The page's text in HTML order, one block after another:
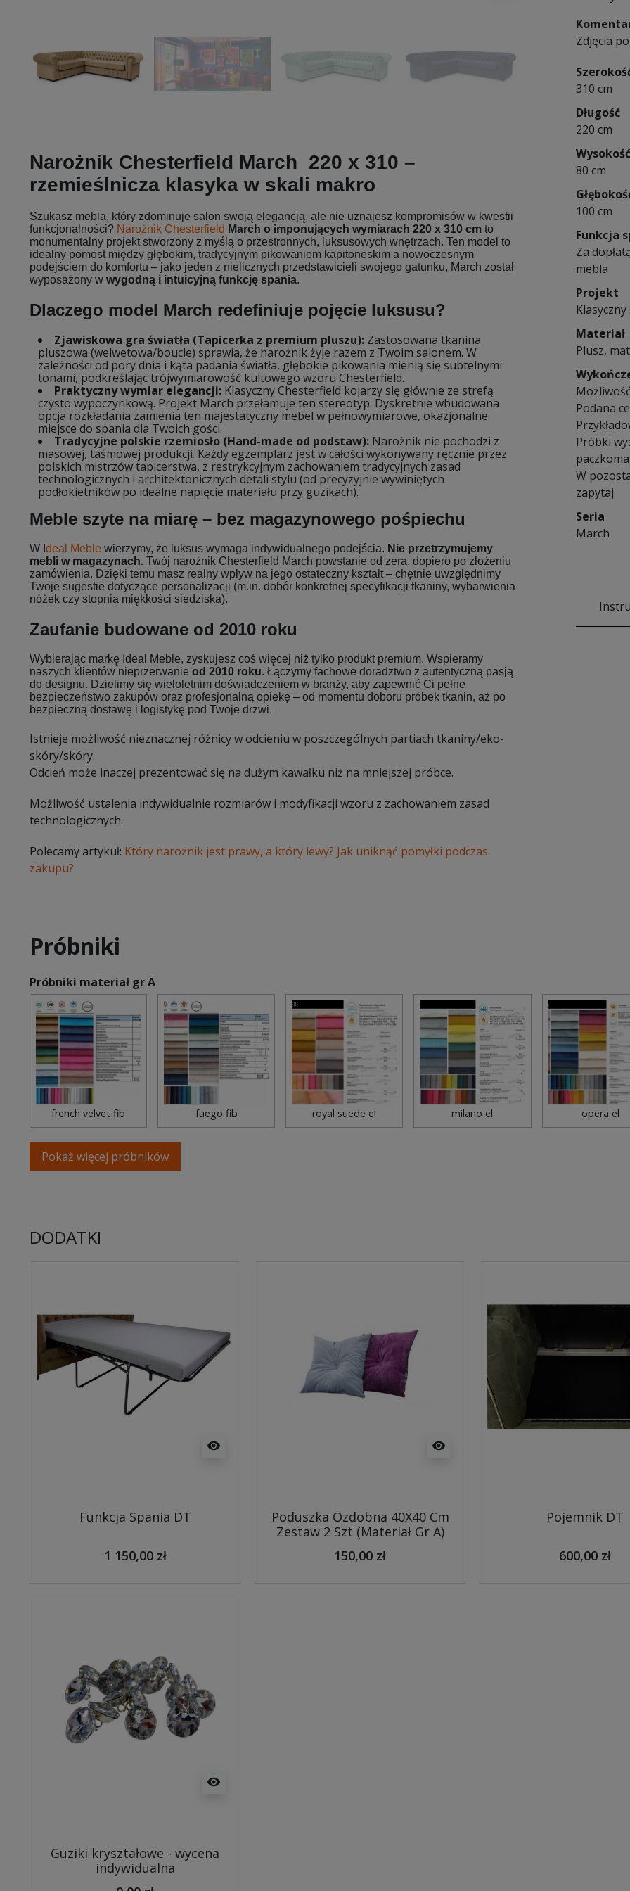
Narożnik Chesterfield March 220 x 310 –
rzemieślnicza klasyka w skali makro
Szukasz mebla, który zdominuje salon swoją elegancją, ale nie uznajesz kompromisów w kwestii
funkcjonalności? Narożnik Chesterfield March o imponujących wymiarach 220 x 310 cm to
monumentalny projekt stworzony z myślą o przestronnych, luksusowych wnętrzach. Ten model to
idealny pomost między głębokim, tradycyjnym pikowaniem kapitoneskim a nowoczesnym
podejściem do komfortu – jako jeden z nielicznych przedstawicieli swojego gatunku, March został
wyposażony w wygodną i intuicyjną funkcję spania.
Dlaczego model March redefiniuje pojęcie luksusu?
Zjawiskowa gra światła (Tapicerka z premium pluszu): Zastosowana tkanina
pluszowa (welwetowa/boucle) sprawia, że narożnik żyje razem z Twoim salonem. W
zależności od pory dnia i kąta padania światła, głębokie pikowania mienią się subtelnymi
tonami, podkreślając trójwymiarowość kultowego wzoru Chesterfield.
Praktyczny wymiar elegancji: Klasyczny Chesterfield kojarzy się głównie ze strefą
czysto wypoczynkową. Projekt March przełamuje ten stereotyp. Dyskretnie wbudowana
opcja rozkładania zamienia ten majestatyczny mebel w pełnowymiarowe, okazjonalne
miejsce do spania dla Twoich gości.
Tradycyjne polskie rzemiosło (Hand-made od podstaw): Narożnik nie pochodzi z
masowej, taśmowej produkcji. Każdy egzemplarz jest w całości wykonywany ręcznie przez
polskich mistrzów tapicerstwa, z restrykcyjnym zachowaniem tradycyjnych zasad
technologicznych i architektonicznych detali stylu (od precyzyjnie wywiniętych
podłokietników po idealne napięcie materiału przy guzikach).
Meble szyte na miarę – bez magazynowego pośpiechu
W I deal Meble wierzymy, że luksus wymaga indywidualnego podejścia. Nie przetrzymujemy
mebli w magazynach. Twój narożnik Chesterfield March powstanie od zera, dopiero po złożeniu
zamówienia. Dzięki temu masz realny wpływ na jego ostateczny kształt – chętnie uwzględnimy
Twoje sugestie dotyczące personalizacji (m.in. dobór konkretnej specyfikacji tkaniny, wybarwienia
nóżek czy stopnia miękkości siedziska).
Zaufanie budowane od 2010 roku
Wybierając markę Ideal Meble, zyskujesz coś więcej niż tylko produkt premium. Wspieramy
naszych klientów nieprzerwanie od 2010 roku. Łączymy fachowe doradztwo z autentyczną pasją
do designu. Dzielimy się wieloletnim doświadczeniem w branży, aby zapewnić Ci pełne
bezpieczeństwo zakupów oraz profesjonalną opiekę – od momentu doboru próbek tkanin, aż po
bezpieczną dostawę i logistykę pod Twoje drzwi.
Istnieje możliwość nieznacznej różnicy w odcieniu w poszczególnych partiach tkaniny/eko-
skóry/skóry.
Odcień może inaczej prezentować się na dużym kawałku niż na mniejszej próbce.
Możliwość ustalenia indywidualnie rozmiarów i modyfikacji wzoru z zachowaniem zasad
technologicznych.
Polecamy artykuł: Który narożnik jest prawy, a który lewy? Jak uniknąć pomyłki podczas
zakupu?
Zdjęcia
310 cm
Długość
220 cm
Wysokość
80 cm
100 cm
Funkcja
Za
mebla
Projekt
Materiał
Plusz,
Podana
Próbki
W
zapytaj
Seria
March
Próbniki
Próbniki materiał gr A
french velvet fib fuego fib royal suede el milano el opera el
Pokaż więcej próbników
DODATKI
visibility
Funkcja Spania DT
1 150,00 zł
visibility
Poduszka Ozdobna 40X40 Cm
Zestaw 2 Szt (Materiał Gr A)
150,00 zł
Pojemnik DT
600,00 zł
visibility
Guziki kryształowe - wycena
indywidualna